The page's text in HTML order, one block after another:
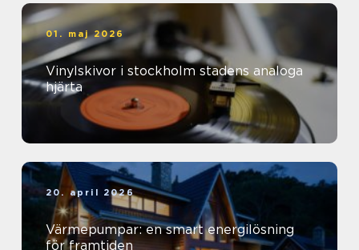
01. maj 2026
Vinylskivor i stockholm stadens analoga
hjärta
20. april 2026
Värmepumpar: en smart energilösning
för framtiden